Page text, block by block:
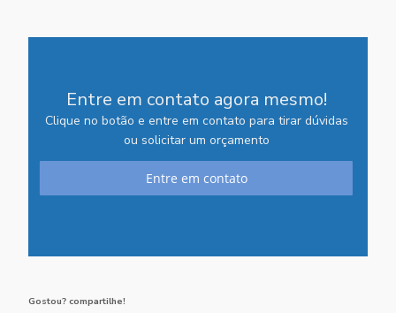
Entre em contato agora mesmo!
Clique no botão e entre em contato para tirar dúvidas
ou solicitar um orçamento
Entre em contato
Gostou? compartilhe!